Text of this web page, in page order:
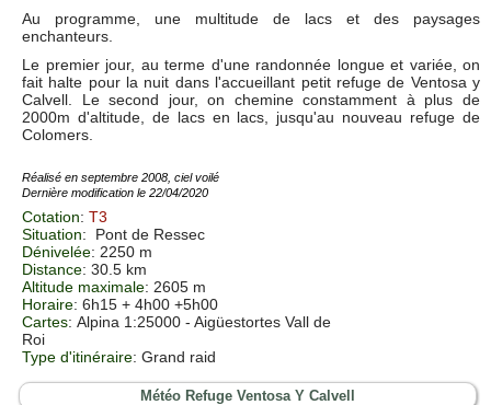
Au programme, une multitude de lacs et des paysages
enchanteurs.
Le premier jour, au terme d'une randonnée longue et variée, on
fait halte pour la nuit dans l'accueillant petit refuge de Ventosa y
Calvell. Le second jour, on chemine constamment à plus de
2000m d'altitude, de lacs en lacs, jusqu'au nouveau refuge de
Colomers.
Réalisé en septembre 2008, ciel voilé
Dernière modification le 22/04/2020
Cotation: T3
Situation:
Pont de Ressec
Dénivelée: 2250 m
Distance: 30.5 km
Altitude maximale: 2605 m
Horaire: 6h15 + 4h00 +5h00
Cartes: Alpina 1:25000 - Aigüestortes Vall de
Roi
Type d'itinéraire: Grand raid
Météo Refuge Ventosa Y Calvell